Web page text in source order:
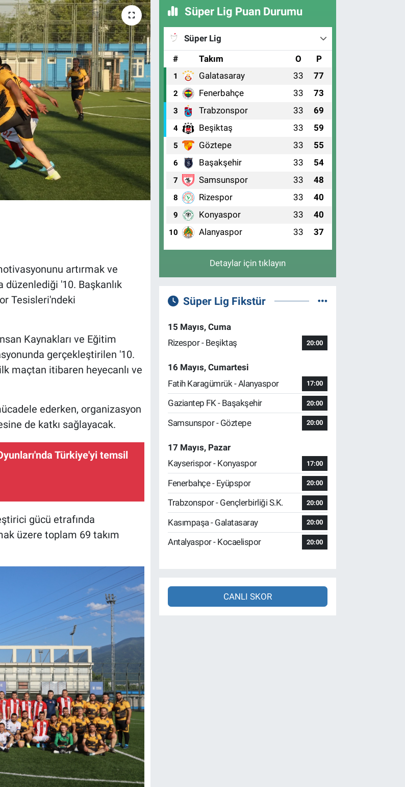
artırmak ve
düzenlediği '10. Başkanlık
Tesisleri'ndeki
Kaynakları ve Eğitim
gerçekleştirilen '10.
maçtan itibaren heyecanlı ve
ederken, organizasyon
de katkı sağlayacak.
Türkiye'yi temsil
gücü etrafında
üzere toplam 69 takım
Süper Lig Puan Durumu
Süper Lig
#
Takım O P
1 Galatasaray 33 77
2 Fenerbahçe 33 73
3 Trabzonspor 33 69
4 Beşiktaş 33 59
5 Göztepe 33 55
6 Başakşehir 33 54
7 Samsunspor 33 48
8 Rizespor 33 40
9 Konyaspor 33 40
10 Alanyaspor 33 37
Detaylar için tıklayın
Süper Lig Fikstür
15 Mayıs, Cuma
Rizespor - Beşiktaş
20:00
16 Mayıs, Cumartesi
Fatih Karagümrük - Alanyaspor
17:00
Gaziantep FK - Başakşehir 20:00
Samsunspor - Göztepe 20:00
17 Mayıs, Pazar
Kayserispor - Konyaspor
17:00
Fenerbahçe - Eyüpspor 20:00
Trabzonspor - Gençlerbirliği S.K. 20:00
Kasımpaşa - Galatasaray 20:00
Antalyaspor - Kocaelispor 20:00
CANLI SKOR